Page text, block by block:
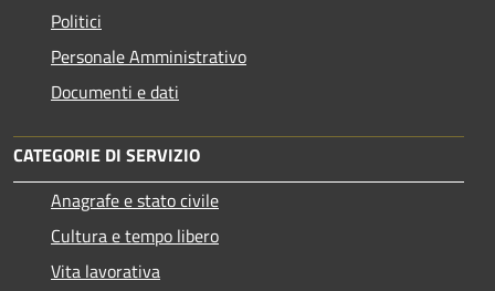
Politici
Personale Amministrativo
Documenti e dati
CATEGORIE DI SERVIZIO
Anagrafe e stato civile
Cultura e tempo libero
Vita lavorativa